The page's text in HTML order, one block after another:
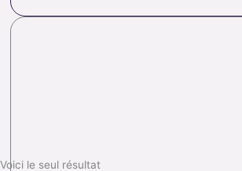
Voici le seul résultat